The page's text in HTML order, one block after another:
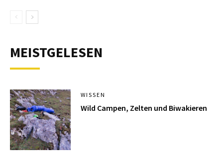
MEISTGELESEN
WISSEN
Wild Campen, Zelten und Biwakieren